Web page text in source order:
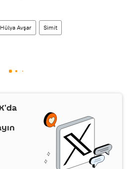
Hülya Avşar Simit
'da